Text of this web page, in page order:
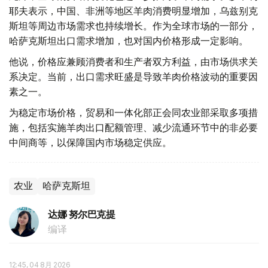
耶夫表示，中国、非洲等地区羊肉消费明显增加，乌兹别克
斯坦等周边市场需求也持续增长。作为全球市场的一部分，
哈萨克斯坦出口需求增加，也对国内价格形成一定影响。
他说，价格应兼顾消费者和生产者双方利益，由市场供求关
系决定。当前，出口需求旺盛是导致羊肉价格波动的重要因
素之一。
为稳定市场价格，贸易和一体化部正会同农业部采取多项措
施，包括实施羊肉出口配额管理、减少流通环节中的非必要
中间商等，以保障国内市场稳定供应。
农业 哈萨克斯坦
达娜 努尔巴克提
编译
12:45, 04 8月 2026